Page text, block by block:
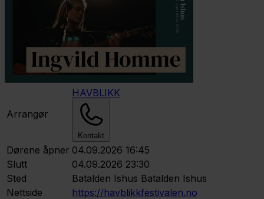
Arrangør
HAVBLIKK
Kontakt
Dørene åpner 04.09.2026 16:45
Slutt
04.09.2026 23:30
Sted
Batalden Ishus Batalden Ishus
Nettside
https://havblikkfestivalen.no